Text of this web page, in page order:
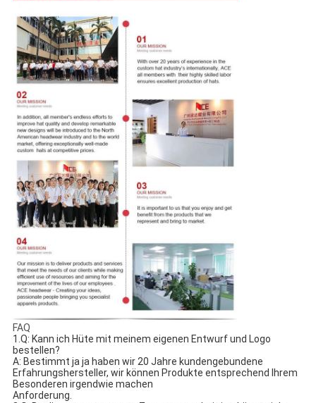
FAQ
1.Q: Kann ich Hüte mit meinem eigenen Entwurf und Logo
bestellen?
A: Bestimmt ja ja haben wir 20 Jahre kundengebundene
Erfahrungshersteller, wir können Produkte entsprechend Ihrem
Besonderen irgendwie machen
Anforderung.